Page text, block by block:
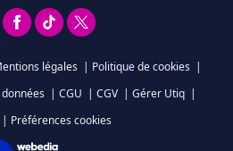
légales | Politique de cookies |
| CGU | CGV | Gérer Utiq |
| Préférences cookies